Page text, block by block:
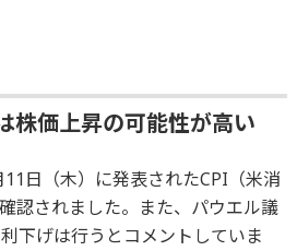
株価上昇の可能性が高い
日（木）に発表されたCPI（米消
認されました。また、パウエル議
下げは行うとコメントしていま